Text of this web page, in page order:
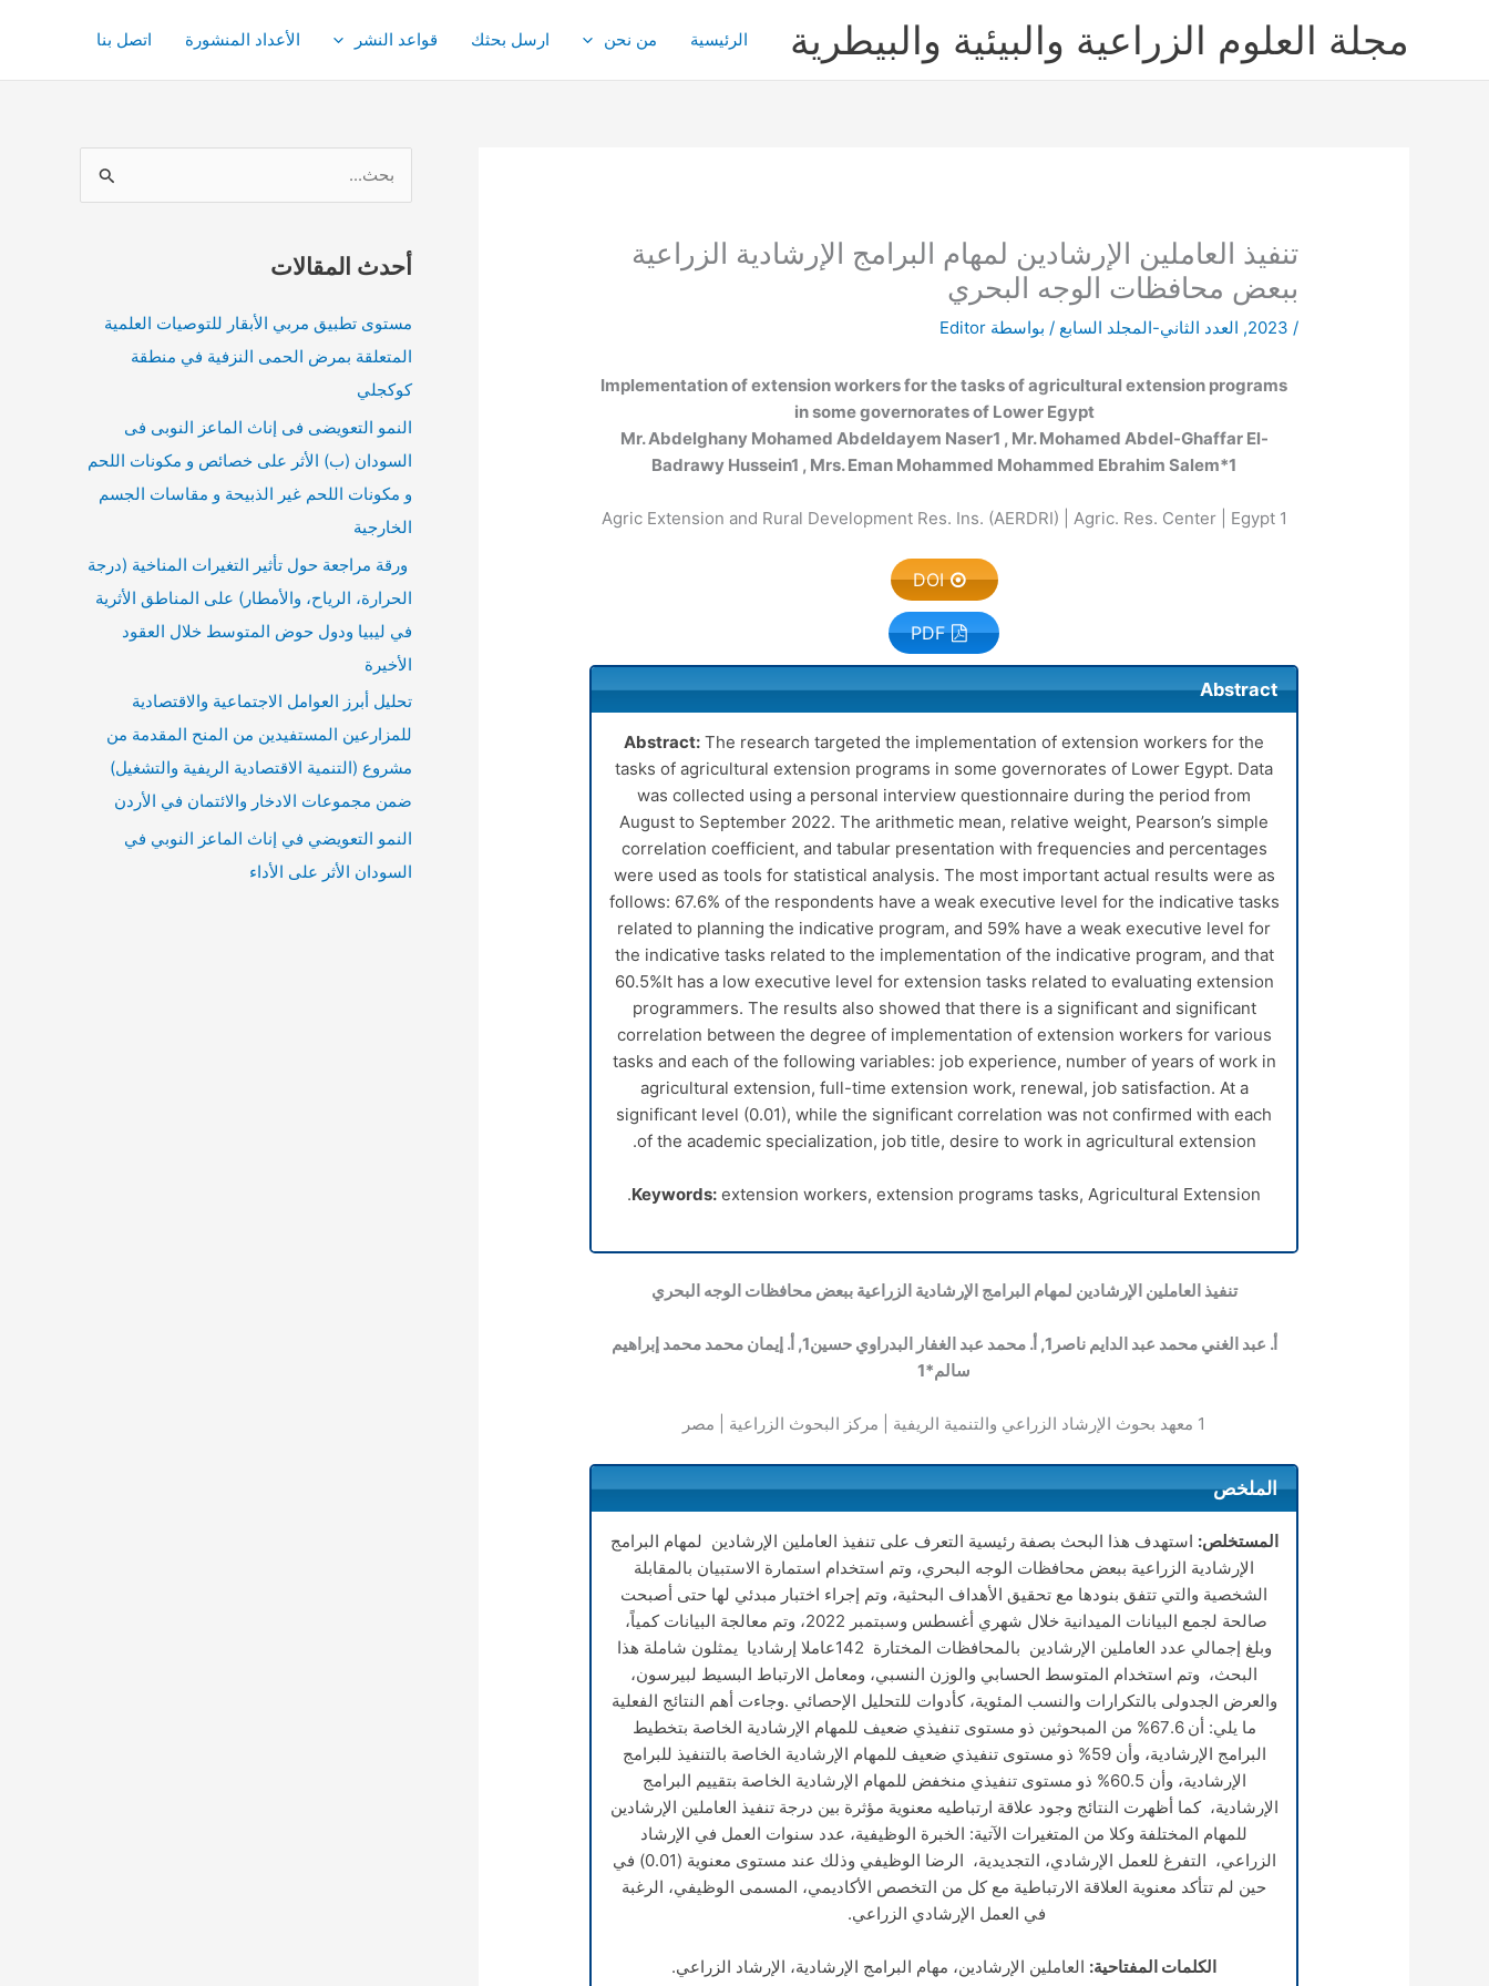
مجلة العلوم الزراعية والبيئية والبيطرية الرئيسية من نحن ارسل بحثك قواعد النشر الأعداد المنشورة اتصل بنا
تنفيذ العاملين الإرشادين لمهام البرامج الإرشادية الزراعية
ببعض محافظات الوجه البحري
/
2023
, العدد الثاني-المجلد السابع / بواسطة Editor
Implementation of extension workers for the tasks of agricultural extension programs
in some governorates of Lower Egypt
Mr. Abdelghany Mohamed Abdeldayem Naser1 , Mr. Mohamed Abdel-Ghaffar El-
Badrawy Hussein1 , Mrs. Eman Mohammed Mohammed Ebrahim Salem*1
1
Agric Extension and Rural Development Res. Ins. (AERDRI) | Agric. Res. Center | Egypt
DOI
PDF
Abstract
Abstract: The research targeted the implementation of extension workers for the
tasks of agricultural extension programs in some governorates of Lower Egypt. Data
was collected using a personal interview questionnaire during the period from
August to September 2022. The arithmetic mean, relative weight, Pearson’s simple
correlation coefficient, and tabular presentation with frequencies and percentages
were used as tools for statistical analysis. The most important actual results were as
follows: 67.6% of the respondents have a weak executive level for the indicative tasks
related to planning the indicative program, and 59% have a weak executive level for
the indicative tasks related to the implementation of the indicative program, and that
60.5%It has a low executive level for extension tasks related to evaluating extension
programmers. The results also showed that there is a significant and significant
correlation between the degree of implementation of extension workers for various
tasks and each of the following variables: job experience, number of years of work in
agricultural extension, full-time extension work, renewal, job satisfaction. At a
significant level (0.01), while the significant correlation was not confirmed with each
of the academic specialization, job title, desire to work in agricultural extension.
Keywords: extension workers, extension programs tasks, Agricultural Extension.
تنفيذ العاملين الإرشادين لمهام البرامج الإرشادية الزراعية ببعض محافظات الوجه البحري
أ. عبد الغني محمد عبد الدايم ناصر 1, أ. محمد عبد الغفار البدراوي حسين1, أ. إيمان محمد محمد إبراهيم
سالم*1
1 معهد بحوث الإرشاد الزراعي والتنمية الريفية | مركز البحوث الزراعية | مصر
الملخص
المستخلص: استهدف هذا البحث بصفة رئيسية التعرف على تنفيذ العاملين الإرشادين لمهام البرامج
الإرشادية الزراعية ببعض محافظات الوجه البحري، وتم استخدام استمارة الاستبيان بالمقابلة
الشخصية والتي تتفق بنودها مع تحقيق الأهداف البحثية، وتم إجراء اختبار مبدئي لها حتى أصبحت
صالحة لجمع البيانات الميدانية خلال شهري أغسطس وسبتمبر 2022، وتم معالجة البيانات كمياً،
وبلغ إجمالي عدد العاملين الإرشادين بالمحافظات المختارة 142عاملا إرشاديا يمثلون شاملة هذا
البحث، وتم استخدام المتوسط الحسابي والوزن النسبي، ومعامل الارتباط البسيط لبيرسون،
والعرض الجدولى بالتكرارات والنسب المئوية، كأدوات للتحليل الإحصائي .وجاءت أهم النتائج الفعلية
ما يلي: أن 67.6% من المبحوثين ذو مستوى تنفيذي ضعيف للمهام الإرشادية الخاصة بتخطيط
البرامج الإرشادية، وأن 59% ذو مستوى تنفيذي ضعيف للمهام الإرشادية الخاصة بالتنفيذ للبرامج
الإرشادية، وأن 60.5% ذو مستوى تنفيذي منخفض للمهام الإرشادية الخاصة بتقييم البرامج
الإرشادية، كما أظهرت النتائج وجود علاقة ارتباطيه معنوية مؤثرة بين درجة تنفيذ العاملين الإرشادين
للمهام المختلفة وكلا من المتغيرات الآتية: الخبرة الوظيفية، عدد سنوات العمل في الإرشاد
الزراعي، التفرغ للعمل الإرشادي، التجديدية، الرضا الوظيفي وذلك عند مستوى معنوية (0.01) في
حين لم تتأكد معنوية العلاقة الارتباطية مع كل من التخصص الأكاديمي، المسمى الوظيفي، الرغبة
في العمل الإرشادي الزراعي.
الكلمات المفتاحية: العاملين الإرشادين، مهام البرامج الإرشادية، الإرشاد الزراعي.
ب
ح
ع
ن
أحدث المقالات
مستوى تطبيق مربي الأبقار للتوصيات العلمية
المتعلقة بمرض الحمى النزفية في منطقة
كوكجلي
النمو التعويضى فى إناث الماعز النوبى فى
السودان (ب) الأثر على خصائص و مكونات اللحم
و مكونات اللحم غير الذبيحة و مقاسات الجسم
الخارجية
ورقة مراجعة حول تأثير التغيرات المناخية (درجة
الحرارة، الرياح، والأمطار) على المناطق الأثرية
في ليبيا ودول حوض المتوسط خلال العقود
الأخيرة
تحليل أبرز العوامل الاجتماعية والاقتصادية
للمزارعين المستفيدين من المنح المقدمة من
مشروع (التنمية الاقتصادية الريفية والتشغيل)
ضمن مجموعات الادخار والائتمان في الأردن
النمو التعويضي في إناث الماعز النوبي في
السودان الأثر على الأداء